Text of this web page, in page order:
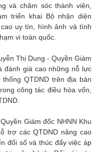
và chăm sóc thành viên,
triển khai Bộ nhận diện
uy tín, hình ảnh và tính
vi toàn quốc.
Thị Dung - Quyền Giám
đánh giá cao những nỗ lực
QTDND trên địa bàn
công tác điều hòa vốn,
Giám đốc NHNN Khu
trợ các QTDND nâng cao
đổi số và thúc đẩy việc áp